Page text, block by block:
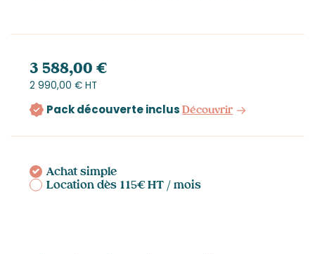
3 588,00 €
2 990,00 € HT
Pack découverte inclusDécouvrir
Achat simple
Location dès 115€ HT / mois